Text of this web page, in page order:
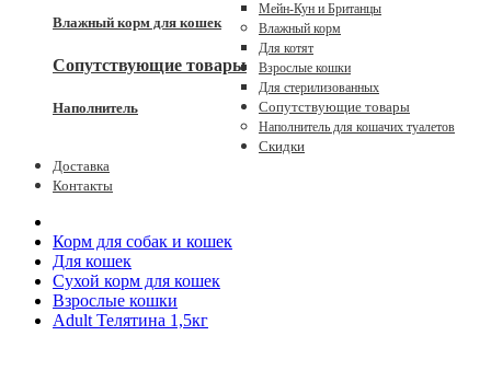
Влажный корм для кошек
Сопутствующие товары
Наполнитель
Мейн-Кун и Британцы
Влажный корм
Для котят
Взрослые кошки
Для стерилизованных
Сопутствующие товары
Наполнитель для кошачих туалетов
Скидки
Доставка
Контакты
Корм для собак и кошек
Для кошек
Сухой корм для кошек
Взрослые кошки
Adult Телятина 1,5кг